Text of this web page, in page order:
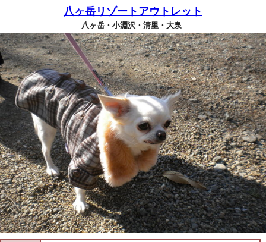
八ヶ岳リゾートアウトレット
八ヶ岳・小淵沢・清里・大泉